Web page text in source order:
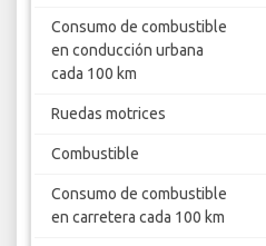
Consumo de combustible
en conducción urbana
cada 100 km
Ruedas motrices
Combustible
Consumo de combustible
en carretera cada 100 km